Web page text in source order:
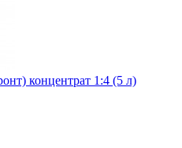
концентрат 1:4 (5 л)